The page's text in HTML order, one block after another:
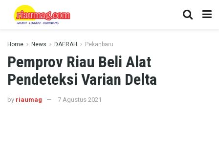
Home News DAERAH Pekanbaru
Pemprov Riau Beli Alat
Pendeteksi Varian Delta
by riaumag 7 Agustus 2021